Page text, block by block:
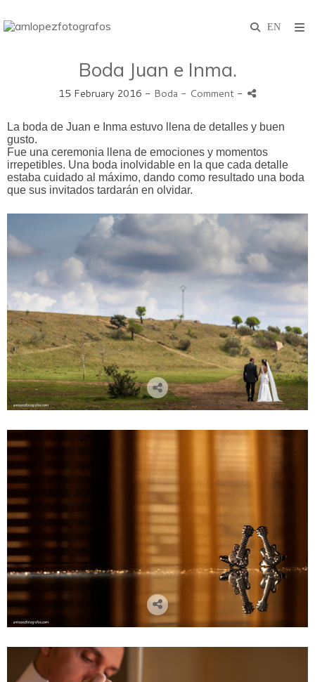
Boda Juan e Inma.
15 February 2016 - Boda - Comment -
La boda de Juan e Inma estuvo llena de detalles y buen
gusto.
Fue una ceremonia llena de emociones y momentos
irrepetibles. Una boda inolvidable en la que cada detalle
estaba cuidado al máximo, dando como resultado una boda
que sus invitados tardarán en olvidar.